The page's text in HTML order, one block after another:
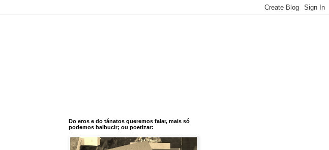
Do eros e do tánatos queremos falar, mais só
podemos balbucir; ou poetizar: